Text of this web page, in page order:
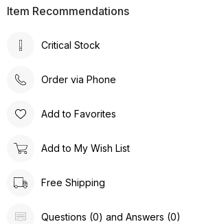
Item Recommendations
Critical Stock
Order via Phone
Add to Favorites
Add to My Wish List
Free Shipping
Questions (0) and Answers (0)